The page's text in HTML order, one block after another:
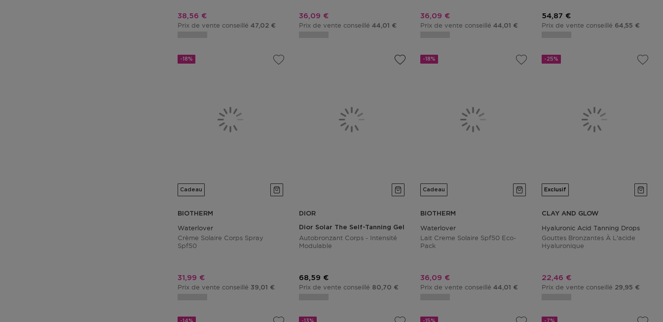
Prix promotionnel
38,56 €
Prix de vente conseillé 47,02 €
Prix promotionnel
36,09 €
Prix de vente conseillé 44,01 €
Prix promotionnel
36,09 €
Prix de vente conseillé 44,01 €
Prix promotionnel
54,87 €
Prix de vente conseillé 64,55 €
-18%
Cadeau
BIOTHERM
Waterlover
Crème Solaire Corps Spray
Spf50
Prix promotionnel
31,99 €
Prix de vente conseillé 39,01 €
DIOR
Dior Solar The Self-Tanning Gel For The Body
Autobronzant Corps - Intensité
Modulable
Prix promotionnel
68,59 €
Prix de vente conseillé 80,70 €
-18%
Cadeau
BIOTHERM
Waterlover
Lait Creme Solaire Spf50 Eco-
Pack
Prix promotionnel
36,09 €
Prix de vente conseillé 44,01 €
-25%
Exclusif
CLAY AND GLOW
Hyaluronic Acid Tanning Drops
Gouttes Bronzantes À L'acide
Hyaluronique
Prix promotionnel
22,46 €
Prix de vente conseillé 29,95 €
-14% -13% -15% -7%